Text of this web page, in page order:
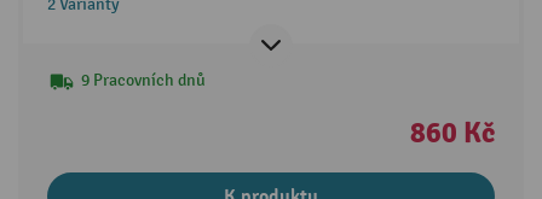
2 Varianty
9 Pracovních dnů
860 Kč